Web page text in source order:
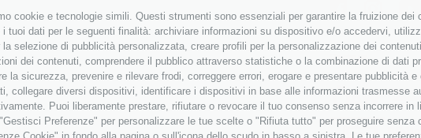
cookie e tecnologie simili. Questi strumenti sono essenziali per garantire la fruizione
tuoi dati per le seguenti finalità: archiviare informazioni su dispositivo e/o accedervi,
selezione di pubblicità personalizzata, creare profili per la personalizzazione dei
dei contenuti, comprendere il pubblico attraverso statistiche o la combinazione di dati
la sicurezza, prevenire e rilevare frodi, correggere errori, erogare e presentare pubblicità
collegare diversi dispositivi, identificare i dispositivi in base alle informazioni trasmesse
Puoi liberamente prestare, rifiutare o revocare il tuo consenso senza incorrere
Preferenze" per personalizzare le tue scelte o "Rifiuta tutto" per proseguire
Partner